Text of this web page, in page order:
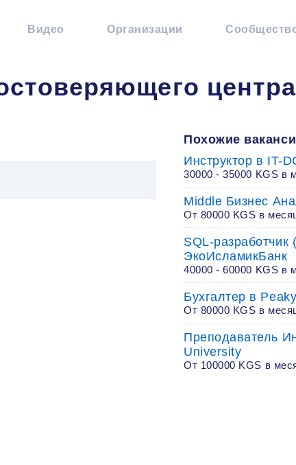
Видео Организации
центра
Похожие
Инструктор в IT-
30000 - 35000 KGS
Middle Бизнес
От 80000 KGS в
SQL-
ЭкоИсламикБанк
40000 - 60000 KGS
Бухгалтер в
От 80000 KGS в
Преподаватель
University
От 100000 KGS в